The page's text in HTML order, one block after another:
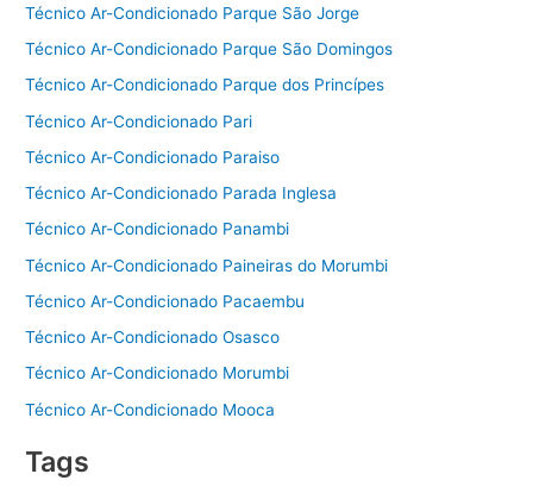
Técnico Ar-Condicionado Parque São Jorge
Técnico Ar-Condicionado Parque São Domingos
Técnico Ar-Condicionado Parque dos Princípes
Técnico Ar-Condicionado Pari
Técnico Ar-Condicionado Paraiso
Técnico Ar-Condicionado Parada Inglesa
Técnico Ar-Condicionado Panambi
Técnico Ar-Condicionado Paineiras do Morumbi
Técnico Ar-Condicionado Pacaembu
Técnico Ar-Condicionado Osasco
Técnico Ar-Condicionado Morumbi
Técnico Ar-Condicionado Mooca
Tags